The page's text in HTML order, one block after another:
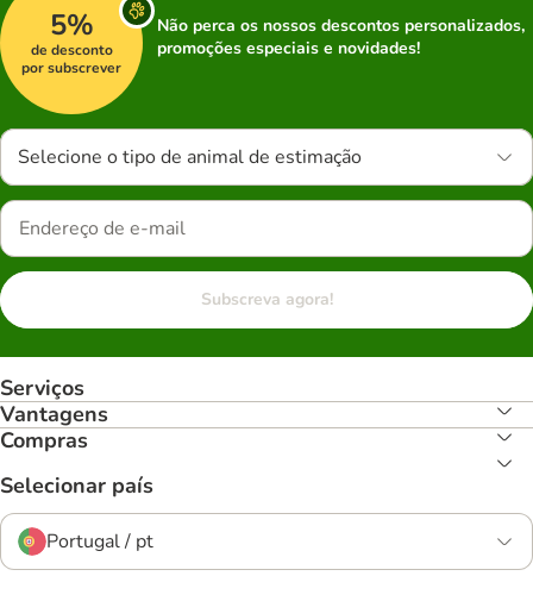
5%
de desconto
por subscrever
Não perca os nossos descontos personalizados,
promoções especiais e novidades!
Selecione o tipo de animal de estimação
Subscreva agora!
Serviços
Vantagens
Compras
Selecionar país
Portugal / pt